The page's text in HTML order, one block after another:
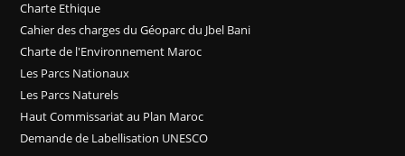
Charte Ethique
Cahier des charges du Géoparc du Jbel Bani
Charte de l'Environnement Maroc
Les Parcs Nationaux
Les Parcs Naturels
Haut Commissariat au Plan Maroc
Demande de Labellisation UNESCO